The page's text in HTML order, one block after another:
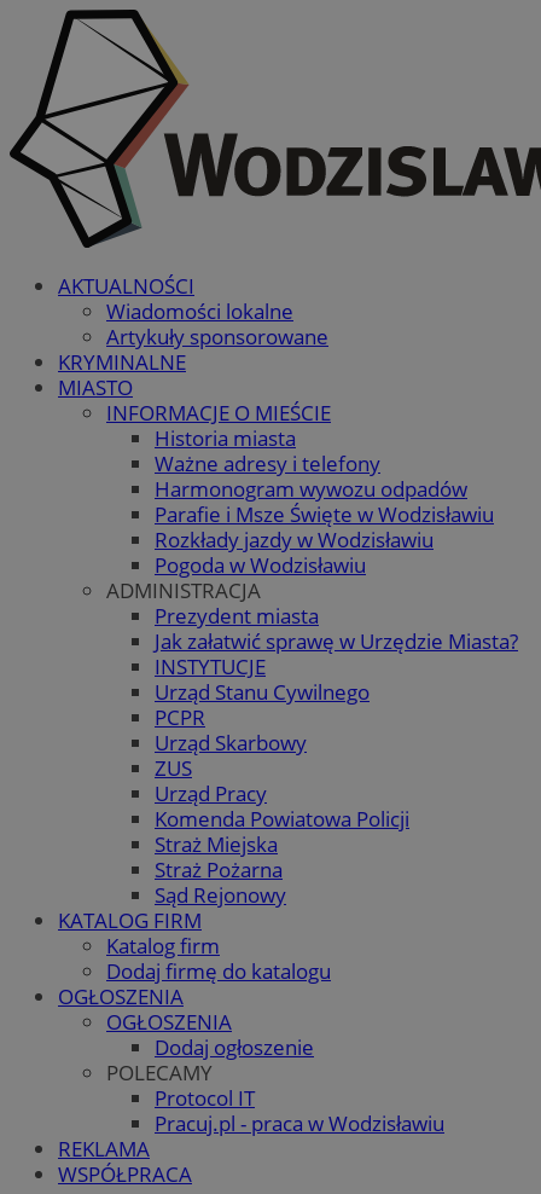
AKTUALNOŚCI
Wiadomości lokalne
Artykuły sponsorowane
KRYMINALNE
MIASTO
INFORMACJE O MIEŚCIE
Historia miasta
Ważne adresy i telefony
Harmonogram wywozu odpadów
Parafie i Msze Święte w Wodzisławiu
Rozkłady jazdy w Wodzisławiu
Pogoda w Wodzisławiu
ADMINISTRACJA
Prezydent miasta
Jak załatwić sprawę w Urzędzie Miasta?
INSTYTUCJE
Urząd Stanu Cywilnego
PCPR
Urząd Skarbowy
ZUS
Urząd Pracy
Komenda Powiatowa Policji
Straż Miejska
Straż Pożarna
Sąd Rejonowy
KATALOG FIRM
Katalog firm
Dodaj firmę do katalogu
OGŁOSZENIA
OGŁOSZENIA
Dodaj ogłoszenie
POLECAMY
Protocol IT
Pracuj.pl - praca w Wodzisławiu
REKLAMA
WSPÓŁPRACA